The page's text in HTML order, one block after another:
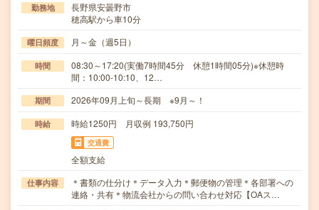
勤務地
長野県安曇野市
穂高駅から車10分
曜日頻度 月～金（週5日）
時間
08:30～17:20(実働7時間45分 休憩1時間05分)※休憩時
間：10:00-10:10、12…
期間 2026年09月上旬～長期 ※9月～！
時給 時給1250円 月収例 193,750円
交通費
全額支給
仕事内容
＊書類の仕分け＊データ入力＊郵便物の管理＊各部署への
連絡・共有＊物流会社からの問い合わせ対応【OAス…